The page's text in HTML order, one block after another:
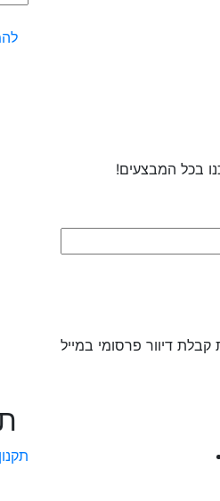
של
פאץ'
בכל המבצעים!
דיוור פרסומי במייל